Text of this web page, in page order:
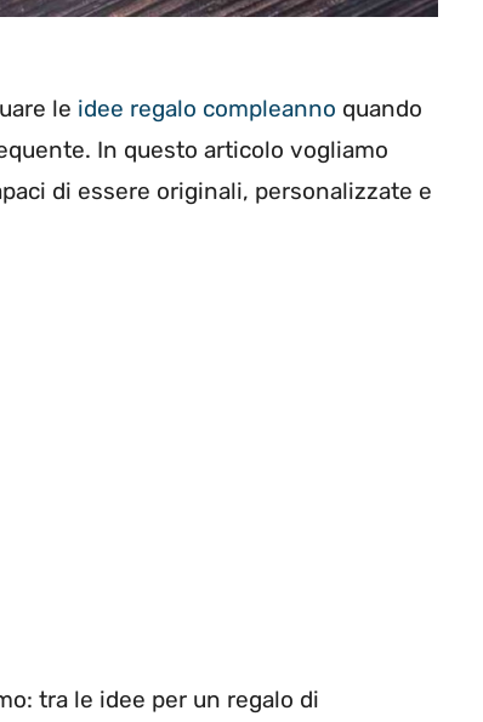
le idee regalo compleanno quando
In questo articolo vogliamo
di essere originali, personalizzate e
tra le idee per un regalo di